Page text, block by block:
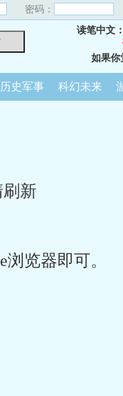
密码：
读笔中文
如果你
历史军事 科幻未来
新
览器即可。